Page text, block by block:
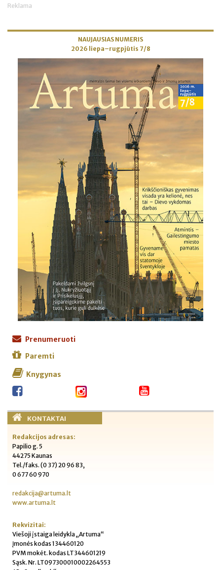
Reklama
NAUJAUSIAS NUMERIS
2026 liepa–rugpjūtis 7/8
Prenumeruoti
Paremti
Knygynas
KONTAKTAI
Redakcijos adresas:
Papilio g. 5
44275 Kaunas
Tel./faks. (0 37) 20 96 83,
0 677 60 970
redakcija@artuma.lt
www.artuma.lt
Rekvizitai:
Viešoji įstaiga leidykla „Artuma“
Įmonės kodas 134460120
PVM mokėt. kodas LT344601219
Sąsk. Nr. LT097300010002264553